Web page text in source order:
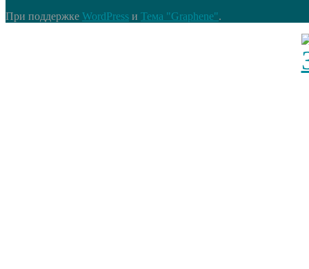
При поддержке WordPress и Тема "Graphene".